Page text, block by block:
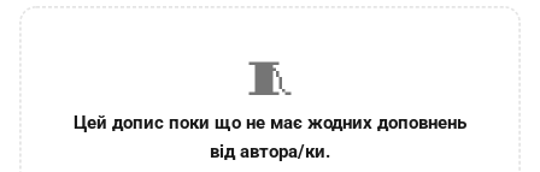
🧵
Цей допис поки що не має жодних доповнень
від автора/ки.